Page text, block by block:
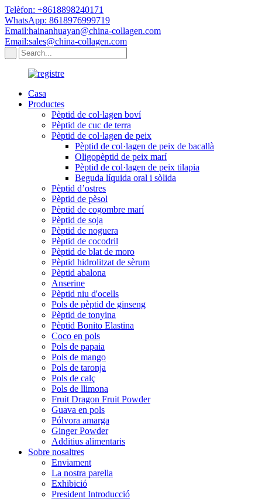
Telèfon: +8618898240171
WhatsApp: 8618976999719
Email:hainanhuayan@china-collagen.com
Email:sales@china-collagen.com
Casa
Productes
Pèptid de col·lagen boví
Pèptid de cuc de terra
Pèptid de col·lagen de peix
Pèptid de col·lagen de peix de bacallà
Oligopèptid de peix marí
Pèptid de col·lagen de peix tilapia
Beguda líquida oral i sòlida
Pèptid d’ostres
Pèptid de pèsol
Pèptid de cogombre marí
Pèptid de soja
Pèptid de noguera
Pèptid de cocodril
Pèptid de blat de moro
Pèptid hidrolitzat de sèrum
Pèptid abalona
Anserine
Pèptid niu d'ocells
Pols de pèptid de ginseng
Pèptid de tonyina
Pèptid Bonito Elastina
Coco en pols
Pols de papaia
Pols de mango
Pols de taronja
Pols de calç
Pols de llimona
Fruit Dragon Fruit Powder
Guava en pols
Pólvora amarga
Ginger Powder
Additius alimentaris
Sobre nosaltres
Enviament
La nostra parella
Exhibició
President Introducció